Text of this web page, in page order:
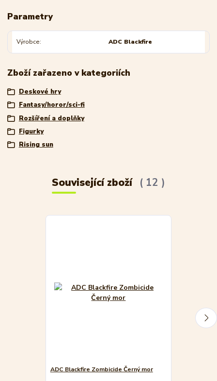
Parametry
Výrobce ADC Blackfire
Zboží zařazeno v kategoriích
Deskové hry
Fantasy/horor/sci-fi
Rozšíření a doplňky
Figurky
Rising sun
Související zboží 12
ADC Blackfire Zombicide Černý mor